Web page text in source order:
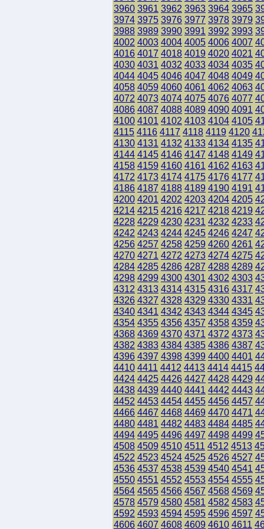
3960 3961 3962 3963 3964 3965
3974 3975 3976 3977 3978 3979
3988 3989 3990 3991 3992 3993
4002 4003 4004 4005 4006 4007
4016 4017 4018 4019 4020 4021
4030 4031 4032 4033 4034 4035
4044 4045 4046 4047 4048 4049
4058 4059 4060 4061 4062 4063
4072 4073 4074 4075 4076 4077
4086 4087 4088 4089 4090 4091
4100 4101 4102 4103 4104 4105
4115 4116 4117 4118 4119 4120
4130 4131 4132 4133 4134 4135
4144 4145 4146 4147 4148 4149
4158 4159 4160 4161 4162 4163
4172 4173 4174 4175 4176 4177
4186 4187 4188 4189 4190 4191
4200 4201 4202 4203 4204 4205
4214 4215 4216 4217 4218 4219
4228 4229 4230 4231 4232 4233
4242 4243 4244 4245 4246 4247
4256 4257 4258 4259 4260 4261
4270 4271 4272 4273 4274 4275
4284 4285 4286 4287 4288 4289
4298 4299 4300 4301 4302 4303
4312 4313 4314 4315 4316 4317
4326 4327 4328 4329 4330 4331
4340 4341 4342 4343 4344 4345
4354 4355 4356 4357 4358 4359
4368 4369 4370 4371 4372 4373
4382 4383 4384 4385 4386 4387
4396 4397 4398 4399 4400 4401
4410 4411 4412 4413 4414 4415
4424 4425 4426 4427 4428 4429
4438 4439 4440 4441 4442 4443
4452 4453 4454 4455 4456 4457
4466 4467 4468 4469 4470 4471
4480 4481 4482 4483 4484 4485
4494 4495 4496 4497 4498 4499
4508 4509 4510 4511 4512 4513
4522 4523 4524 4525 4526 4527
4536 4537 4538 4539 4540 4541
4550 4551 4552 4553 4554 4555
4564 4565 4566 4567 4568 4569
4578 4579 4580 4581 4582 4583
4592 4593 4594 4595 4596 4597
4606 4607 4608 4609 4610 4611